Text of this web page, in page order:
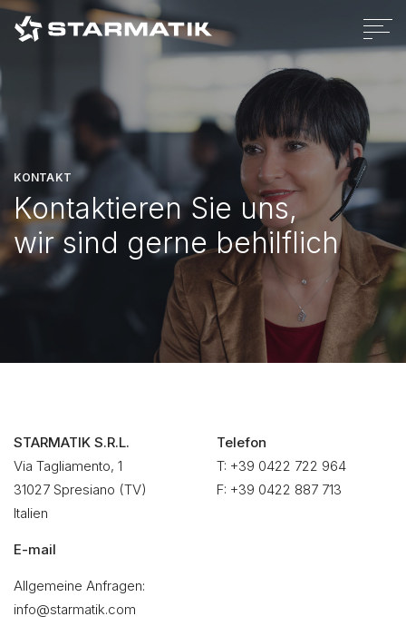
Cookies Policy Privacy Policy
Whistleblowing policy
Credits
KONTAKT
Kontaktieren Sie uns,
wir sind gerne behilflich
STARMATIK S.R.L.
Via Tagliamento, 1
31027 Spresiano (TV)
Italien
Telefon
T: +39 0422 722 964
F: +39 0422 887 713
E-mail
Allgemeine Anfragen:
info@starmatik.com